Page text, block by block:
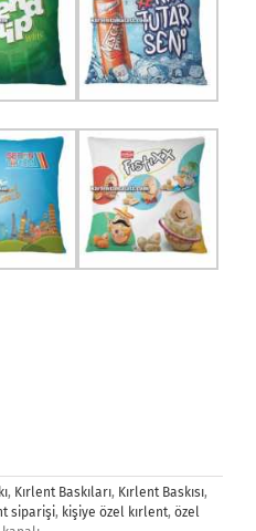
, Kırlent Baskıları, Kırlent Baskısı,
siparişi, kişiye özel kırlent, özel